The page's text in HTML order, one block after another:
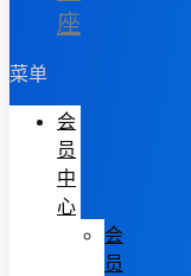
座
菜单
会
员
中
心
会
员